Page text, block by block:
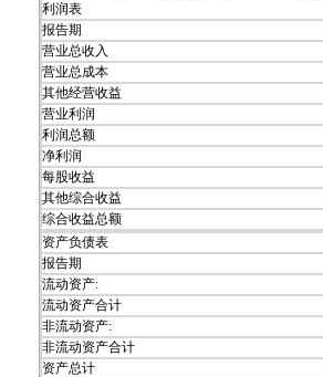
利润表
报告期
营业总收入
营业总成本
其他经营收益
营业利润
利润总额
净利润
每股收益
其他综合收益
综合收益总额
资产负债表
报告期
流动资产:
流动资产合计
非流动资产:
非流动资产合计
资产总计